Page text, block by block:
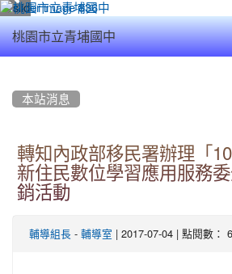
桃園市立青埔國中
本站消息
轉知內政部移民署辦理「
新住民數位學習應用服務
銷活動
輔導組長 - 輔導室 | 2017-07-04 | 點閱數：